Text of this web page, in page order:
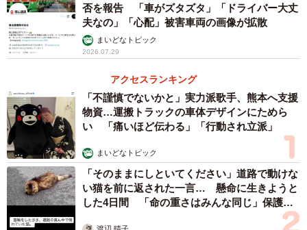
否を報告 「車がズタズタ」「ドライバー大丈
夫なの」「心配」被害車両の画像が拡散
まいどなトピック
2026.07.29
アクセスランキング
「不謹慎でないかと」実力派歌手、熊本へ支援
物資…運搬トラックの車体デザインにためら
い 「痛いほど伝わる」「行動され立派」
まいどなトピック
「そのままにしといてください」道路で動けな
い猫を前に返された一言… 懸命に生きようと
した4日間 「命の重さはみんな同じ」保護団